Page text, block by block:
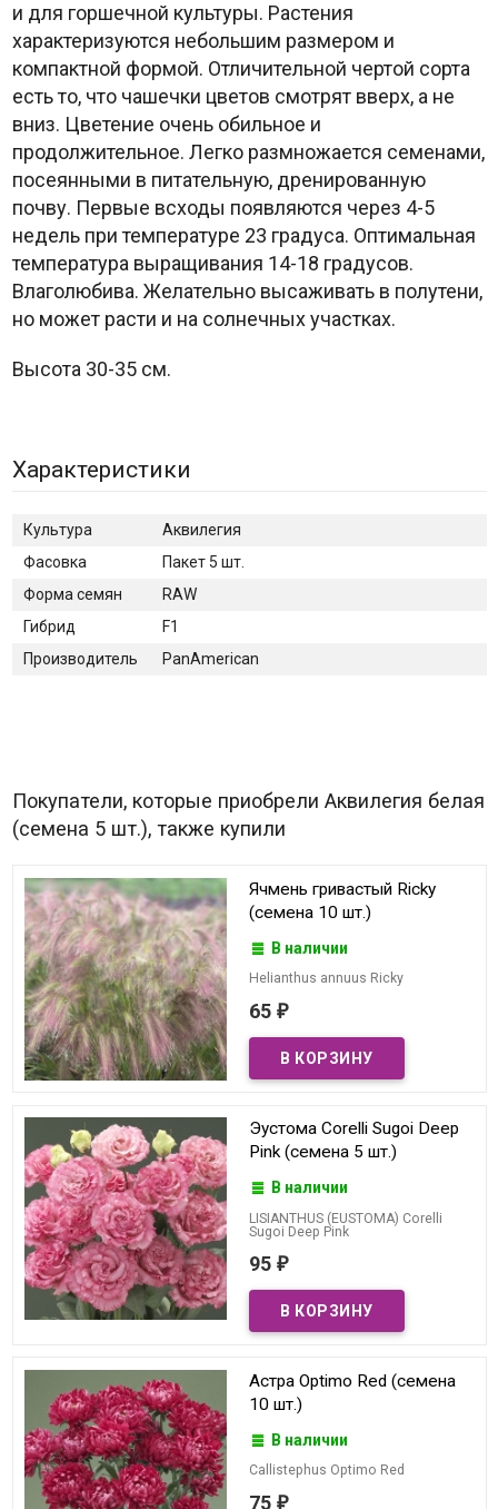
и для горшечной культуры. Растения
характеризуются небольшим размером и
компактной формой. Отличительной чертой сорта
есть то, что чашечки цветов смотрят вверх, а не
вниз. Цветение очень обильное и
продолжительное. Легко размножается семенами,
посеянными в питательную, дренированную
почву. Первые всходы появляются через 4-5
недель при температуре 23 градуса. Оптимальная
температура выращивания 14-18 градусов.
Влаголюбива. Желательно высаживать в полутени,
но может расти и на солнечных участках.
Высота 30-35 см.
Характеристики
Культура
Аквилегия
Фасовка
Пакет 5 шт.
Форма семян
RAW
Гибрид
F1
Производитель
PanAmerican
Покупатели, которые приобрели Аквилегия белая
(семена 5 шт.), также купили
Ячмень гривастый Ricky
(семена 10 шт.)
В наличии
Helianthus annuus Ricky
65 ₽
Эустома Corelli Sugoi Deep
Pink (семена 5 шт.)
В наличии
LISIANTHUS (EUSTOMA) Corelli
Sugoi Deep Pink
95 ₽
Астра Optimo Red (семена
10 шт.)
В наличии
Callistephus Optimo Red
75 ₽